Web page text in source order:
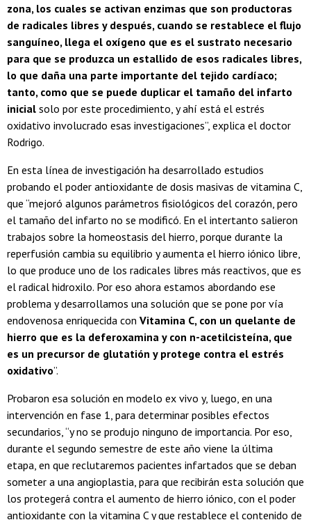
zona, los cuales se activan enzimas que son productoras
de radicales libres y después, cuando se restablece el flujo
sanguíneo, llega el oxígeno que es el sustrato necesario
para que se produzca un estallido de esos radicales libres,
lo que daña una parte importante del tejido cardíaco;
tanto, como que se puede duplicar el tamaño del infarto
inicial solo por este procedimiento, y ahí está el estrés
oxidativo involucrado esas investigaciones”, explica el doctor
Rodrigo.
En esta línea de investigación ha desarrollado estudios
probando el poder antioxidante de dosis masivas de vitamina C,
que “mejoró algunos parámetros fisiológicos del corazón, pero
el tamaño del infarto no se modificó. En el intertanto salieron
trabajos sobre la homeostasis del hierro, porque durante la
reperfusión cambia su equilibrio y aumenta el hierro iónico libre,
lo que produce uno de los radicales libres más reactivos, que es
el radical hidroxilo. Por eso ahora estamos abordando ese
problema y desarrollamos una solución que se pone por vía
endovenosa enriquecida con Vitamina C, con un quelante de
hierro que es la deferoxamina y con n-acetilcisteína, que
es un precursor de glutatión y protege contra el estrés
oxidativo”.
Probaron esa solución en modelo ex vivo y, luego, en una
intervención en fase 1, para determinar posibles efectos
secundarios, “y no se produjo ninguno de importancia. Por eso,
durante el segundo semestre de este año viene la última
etapa, en que reclutaremos pacientes infartados que se deban
someter a una angioplastia, para que recibirán esta solución que
los protegerá contra el aumento de hierro iónico, con el poder
antioxidante con la vitamina C y que restablece el contenido de